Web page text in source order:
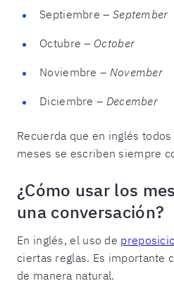
Septiembre – September
Octubre – October
Noviembre – November
Diciembre – December
Recuerda que en inglés
meses se escriben siempre
¿Cómo usar los
una conversación?
En inglés, el uso de
ciertas reglas. Es importante
de manera natural.